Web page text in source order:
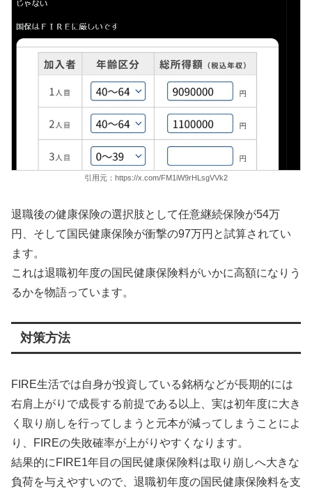
引用元：https://x.com/FM1iW9rHLsgVVk2
退職後の健康保険の選択肢として任意継続保険が54万
円、そして国民健康保険が衝撃の97万円と試算されてい
ます。
これは退職初年度の国民健康保険料がいかに高額になりう
るかを物語っています。
対策方法
FIRE生活では自身が投資している銘柄などが長期的には
右肩上がりで成長する前提である以上、実は初年度に大き
く取り崩しを行ってしまうと元本が減ってしまうことによ
り、FIREの失敗確率が上がりやすくなります。
結果的にFIRE1年目の国民健康保険料は取り崩しへ大きな
負荷を与えやすいので、退職初年度の国民健康保険料を支